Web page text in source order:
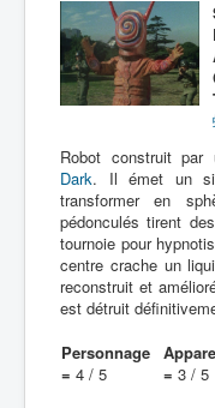
Équipe
Personnage
Transformation
Mecha
Objet
Lieu
Épisode
Référence
Fanservice
Robot construit par
Dark. Il émet un
transformer en
pédonculés tirent
tournoie pour
centre crache un
reconstruit et
est détruit
Personnage
= 4 / 5
= 3 / 5